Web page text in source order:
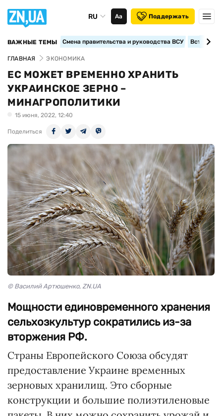
RU Аа Поддержать
ВАЖНЫЕ ТЕМЫ Смена правительства и руководства ВСУ
ГЛАВНАЯ ЭКОНОМИКА
ЕС МОЖЕТ ВРЕМЕННО ХРАНИТЬ
УКРАИНСКОЕ ЗЕРНО –
МИНАГРОПОЛИТИКИ
15 июня, 2022, 12:40
Поделиться
© Василий Артюшенко, ZN.UA
Мощности единовременного хранения
сельхозкультур сократились из-за
вторжения РФ.
Страны Европейского Союза обсудят
предоставление Украине временных
зерновых хранилищ. Это сборные
конструкции и большие полиэтиленовые